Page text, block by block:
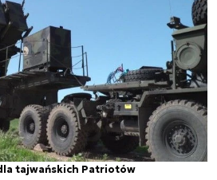
tajwańskich Patriotów